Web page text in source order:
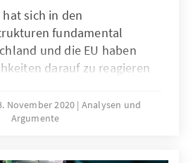
sich in den
fundamental
und die EU haben
darauf zu reagieren
November 2020 Analysen und
Argumente